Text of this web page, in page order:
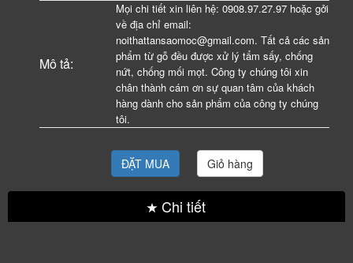
Mô tả:
Mọi chi tiết xin liên hệ: 0908.97.27.97 hoặc gởi
về địa chỉ email:
noithattansaomoc@gmail.com. Tất cả các sản
phẩm từ gỗ đều được xử lý tẩm sấy, chống
nứt, chống mối mọt. Công ty chúng tôi xin
chân thành cám ơn sự quan tâm của khách
hàng dành cho sản phẩm của công ty chúng
tôi.
ĐẶT MUA Giỏ hàng
Chi tiết